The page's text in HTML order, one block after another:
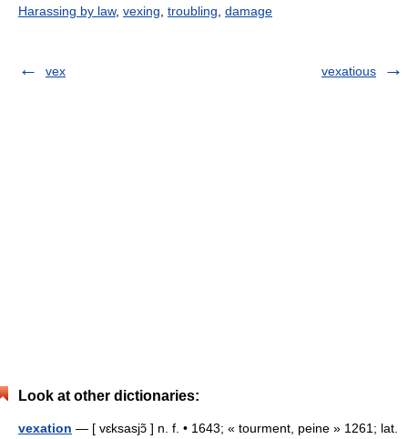
Harassing by law, vexing troubling damage
vex vexatious
Look at other dictionaries:
vexation — [ vɛksasjɔ̃ ] n. f. • 1643; « tourment, peine » 1261; lat.